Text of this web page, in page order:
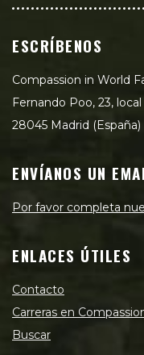
ESCRÍBENOS
Compassion in World
Fernando Poo, 23, local
28045 Madrid (España)
ENVÍANOS UN
Por favor completa
ENLACES ÚTILES
Contacto
Carreras en
Buscar